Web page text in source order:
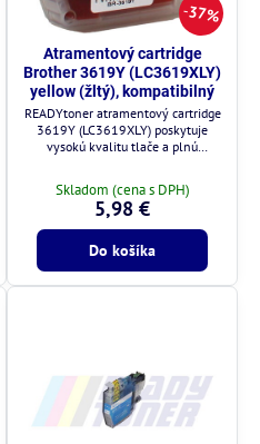
37%
Atramentový cartridge
Brother 3619Y (LC3619XLY)
yellow (žltý), kompatibilný
READYtoner atramentový cartridge
3619Y (LC3619XLY) poskytuje
vysokú kvalitu tlače a plnú
Skladom (cena s DPH)
5,98 €
Do košíka